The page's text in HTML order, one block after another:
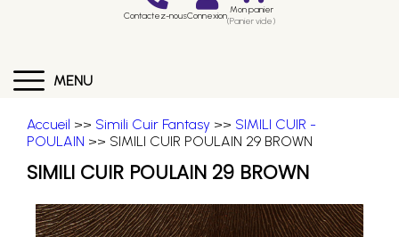
Contactez-nousConnexion Mon panier
(Panier vide)
MENU
Accueil >> Simili Cuir Fantasy >> SIMILI CUIR -
POULAIN >> SIMILI CUIR POULAIN 29 BROWN
SIMILI CUIR POULAIN 29 BROWN